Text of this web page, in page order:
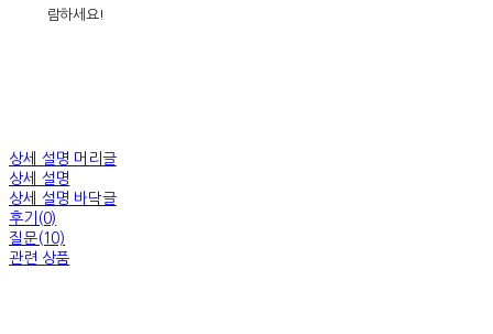
람하세요!
상세 설명 머리글
상세 설명
상세 설명 바닥글
후기(0)
질문(10)
관련 상품